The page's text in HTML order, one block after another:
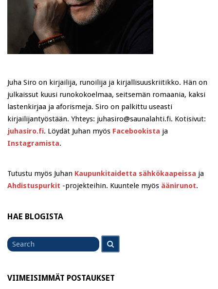
Juha Siro on kirjailija, runoilija ja kirjallisuuskriitikko. Hän on
julkaissut kuusi runokokoelmaa, seitsemän romaania, kaksi
lastenkirjaa ja aforismeja. Siro on palkittu useasti
kirjailijantyöstään. Yhteys: juhasiro@saunalahti.fi. Kotisivut:
juhasiro.fi. Löydät Juhan myös Facebookista ja
Instagramista.
Tutustu myös Juhan Kaupunkitaidetta sähkökaapeissa ja
Ahdistuspurkit -projekteihin. Kuuntele myös äänirunot.
HAE BLOGISTA
for
VIIMEISIMMÄT POSTAUKSET